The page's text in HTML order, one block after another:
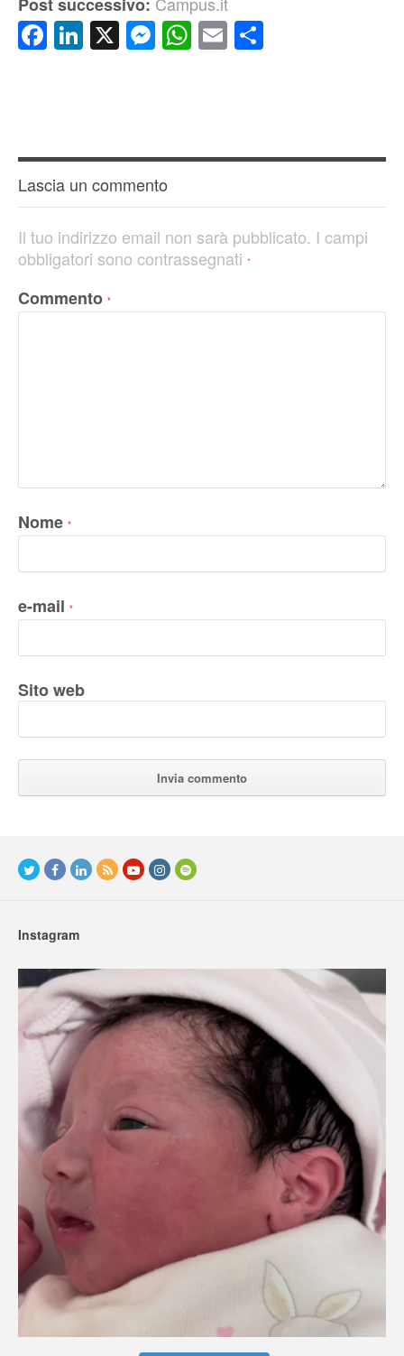
Facebook
LinkedIn
X Messenger
WhatsApp
Email
Lascia un commento
Il tuo indirizzo email non sarà pubblicato. I campi
obbligatori sono contrassegnati *
Commento *
Nome *
e-mail *
Sito web
Instagram